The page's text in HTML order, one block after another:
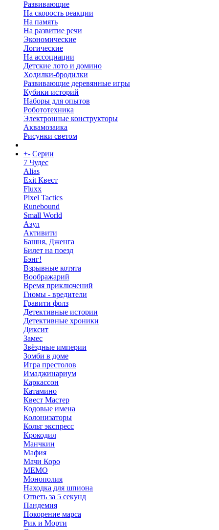
Развивающие
На скорость реакции
На память
На развитие речи
Экономические
Логические
На ассоциации
Детские лото и домино
Ходилки-бродилки
Развивающие деревянные игры
Кубики историй
Наборы для опытов
Робототехника
Электронные конструкторы
Аквамозаика
Рисунки светом
+- Серии
7 Чудес
Alias
Exit Квест
Fluxx
Pixel Tactics
Runebound
Small World
Азул
Активити
Башня, Дженга
Билет на поезд
Бэнг!
Взрывные котята
Воображарий
Время приключений
Гномы - вредители
Гравити фолз
Детективные истории
Детективные хроники
Диксит
Замес
Звёздные империи
Зомби в доме
Игра престолов
Имаджинариум
Каркассон
Катамино
Квест Мастер
Кодовые имена
Колонизаторы
Кольт экспресс
Крокодил
Манчкин
Мафия
Мачи Коро
МЕМО
Монополия
Находка для шпиона
Ответь за 5 секунд
Пандемия
Покорение марса
Рик и Морти